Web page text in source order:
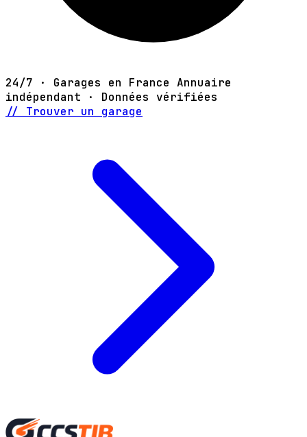
24/7 · Garages en France Annuaire
indépendant · Données vérifiées
// Trouver un garage